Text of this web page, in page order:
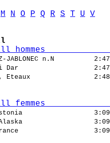
M N O P Q R S T U V
hommes
CZ-JABLONEC n.N
CZ-Bozi Dar
1980, Eteaux
femmes
1980, Estonia
USA-Alaska
1988, France